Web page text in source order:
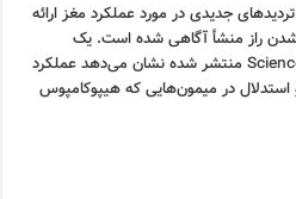
جدیدی در مورد عملکرد مغز ارائه
راز منشأ آگاهی شده است. یک
پژوهش جدید که در Science Advances منتشر شده نشان می‌دهد عملکرد
در میمون‌هایی که هیپوکامپوس